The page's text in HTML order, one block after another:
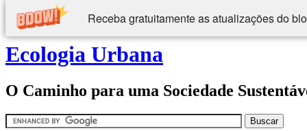
Receba gratuitamente as atualizações do
Ecologia Urbana
O Caminho para uma Sociedade